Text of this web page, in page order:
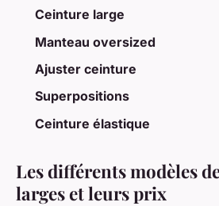
Ceinture large
Manteau oversized
Ajuster ceinture
Superpositions
Ceinture élastique
Les différents modèles
larges et leurs prix